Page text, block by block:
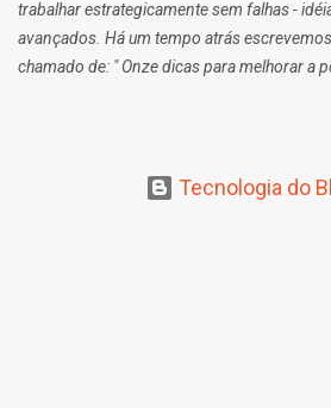
trabalhar estrategicamente sem falhas -
avançados. Há um tempo atrás
chamado de: " Onze dicas para melhorar a
acho que este artigo ajuda a complementar
Tecnologia do